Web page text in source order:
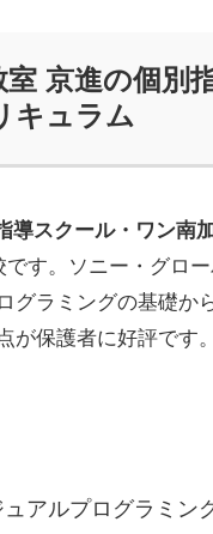
京進の個別
キュラム
導スクール・ワン南
です。ソニー・グロ
グラミングの基礎か
保護者に好評です。
ュアルプログラミン